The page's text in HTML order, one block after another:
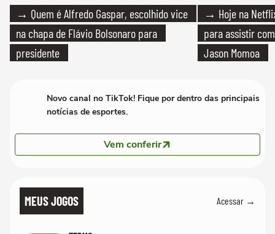
→ Quem é Alfredo Gaspar, escolhido vice
na chapa de Flávio Bolsonaro para
presidente
→ Hoje na
para assistir
Jason Momoa
Novo canal no TikTok! Fique por dentro das principais
notícias de esportes.
Vem conferir
MEUS JOGOS Acessar →